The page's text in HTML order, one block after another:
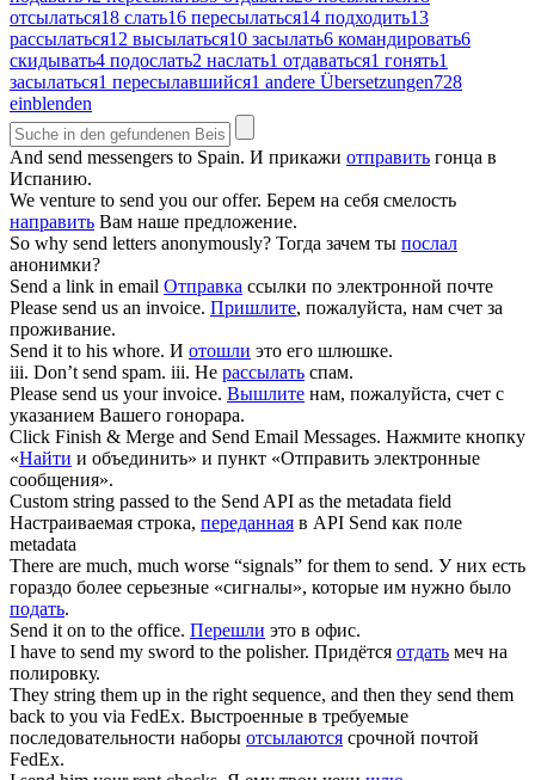
отсылаться18 слать16 пересылаться14 подходить13
рассылаться12 высылаться10 засылать6 командировать6
скидывать4 подослать2 наслать1 отдаваться1 гонять1
засылаться1 пересылавшийся1 andere Übersetzungen728
einblenden
And send messengers to Spain. И прикажи отправить гонца в
Испанию.
We venture to send you our offer. Берем на себя смелость
направить Вам наше предложение.
So why send letters anonymously? Тогда зачем ты послал
анонимки?
Send a link in email Отправка ссылки по электронной почте
Please send us an invoice. Пришлите, пожалуйста, нам счет за
проживание.
Send it to his whore. И отошли это его шлюшке.
iii. Don’tsend spam. iii. Не рассылать спам.
Please send us your invoice. Вышлите нам, пожалуйста, счет с
указанием Вашего гонорара.
Click Finish & Merge and Send Email Messages. Нажмите кнопку
«Найти и объединить» и пункт «Отправить электронные
сообщения».
Custom string passed to the SendAPI as the metadata field
Настраиваемая строка, переданная в API Send как поле
metadata
There are much, much worse “signals” for them to send. У них есть
гораздо более серьезные «сигналы», которые им нужно было
подать.
Send it on to the office. Перешли это в офис.
I have to send my sword to the polisher. Придётся отдать меч на
полировку.
They string them up in the right sequence, and then they send them
back to you via FedEx. Выстроенные в требуемые
последовательности наборы отсылаются срочной почтой
FedEx.